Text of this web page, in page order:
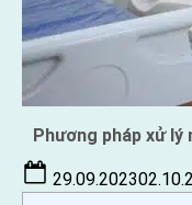
Phương pháp xử lý
Posted
on
29.09.2023